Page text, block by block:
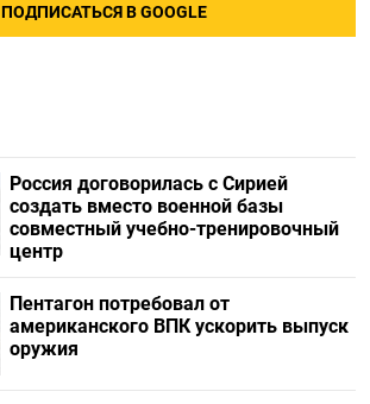
ПОДПИСАТЬСЯ В GOOGLE
Россия договорилась с Сирией
создать вместо военной базы
совместный учебно-тренировочный
центр
Пентагон потребовал от
американского ВПК ускорить выпуск
оружия